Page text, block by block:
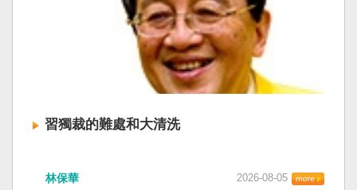
習獨裁的難處和大清洗
林保華 2026-08-05